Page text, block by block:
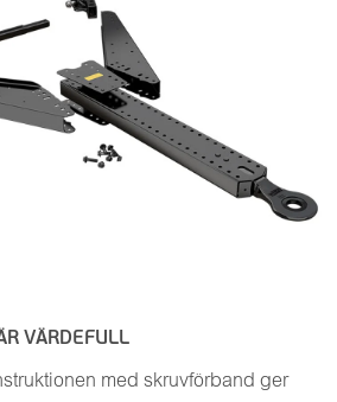
VÄRDEFULL
med skruvförband ger